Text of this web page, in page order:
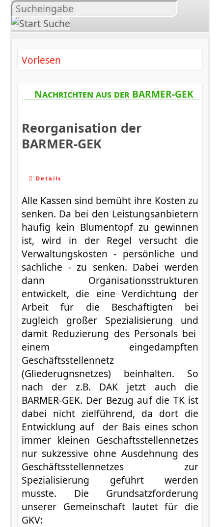
Inhalt
suchen
Vorlesen
Nachrichten aus der BARMER-GEK
Reorganisation der
BARMER-GEK
Details
Alle Kassen sind bemüht ihre Kosten zu
senken. Da bei den Leistungsanbietern
häufig kein Blumentopf zu gewinnen
ist, wird in der Regel versucht die
Verwaltungskosten - persönliche und
sächliche - zu senken. Dabei werden
dann Organisationsstrukturen
entwickelt, die eine Verdichtung der
Arbeit für die Beschäftigten bei
zugleich großer Spezialisierung und
damit Reduzierung des Personals bei
einem eingedampften
Geschäftsstellennetz
(Gliederugnsnetzes) beinhalten. So
nach der z.B. DAK jetzt auch die
BARMER-GEK. Der Bezug auf die TK ist
dabei nicht zielführend, da dort die
Entwicklung auf der Bais eines schon
immer kleinen Geschäftsstellennetzes
nur sukzessive ohne Ausdehnung des
Geschäftsstellennetzes zur
Spezialisierung geführt werden
musste. Die Grundsatzforderung
unserer Gemeinschaft lautet für die
GKV: